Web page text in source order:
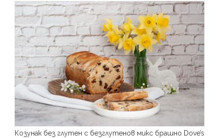
Козунак без глутен с безглутенов микс брашно Dove’s